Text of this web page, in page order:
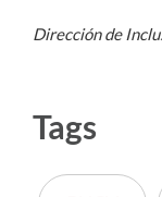
Dirección de
Tags